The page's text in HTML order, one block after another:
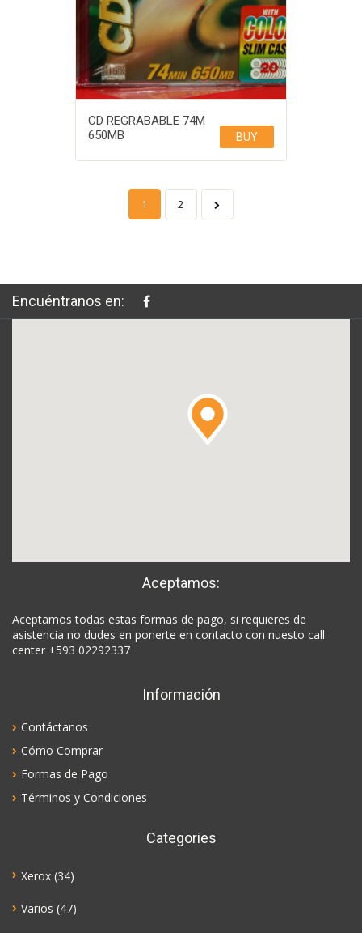
CD REGRABABLE 74M
650MB
BUY
1 2
Encuéntranos en:
Aceptamos:
Aceptamos todas estas formas de pago, si requieres de
asistencia no dudes en ponerte en contacto con nuesto call
center +593 02292337
Información
Contáctanos
Cómo Comprar
Formas de Pago
Términos y Condiciones
Categories
Xerox (34)
Varios (47)